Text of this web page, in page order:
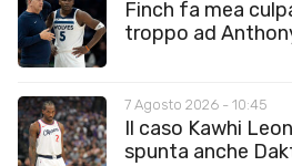
Finch fa mea
troppo ad
7 Agosto 2026 - 10:45
Il caso Kawhi
spunta anche